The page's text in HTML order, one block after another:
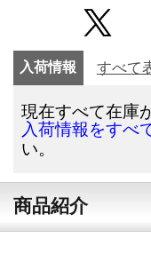
入荷情報 すべて
現在すべて在庫
入荷情報をすべ
い。
商品紹介